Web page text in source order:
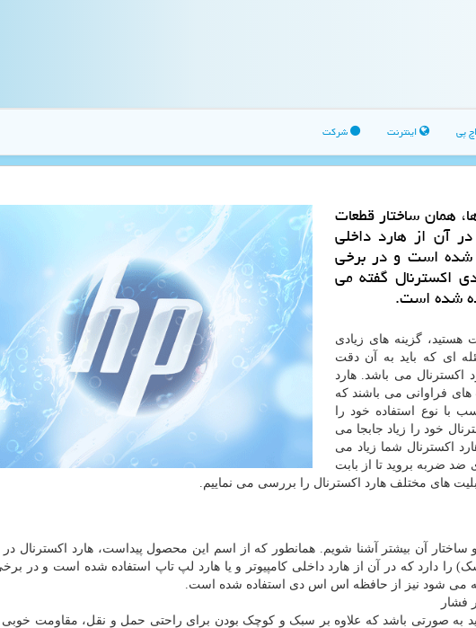
پی اینترنت شرکت
همان ساختار قطعات
آن از هارد داخلی
شده است و در برخی
اكسترنال گفته می
شده است.
خرید هارد اکسترنال 2 ترابایت هستید، گزینه های زیادی
ای که باید به آن دقت
اکسترنال می باشد. هارد
های فراوانی می باشند که
با نوع استفاده خود را
خود را زیاد جابجا می
اکسترنال شما زیاد می
ضربه بروید تا از بابت
های مختلف هارد اکسترنال را بررسی می نماییم.
و ساختار آن بیشتر آشنا شویم. همانطور که از اسم این محصول پیداست، هارد اکسترنال در
را دارد که در آن از هارد داخلی کامپیوتر و یا هارد لپ تاپ استفاده شده است و در
می شود نیز از حافظه اس اس دی استفاده شده است.
فشار
به صورتی باشد که علاوه بر سبک و کوچک بودن برای راحتی حمل و نقل، مقاومت